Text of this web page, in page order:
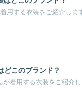
用する衣装をご紹介し
どこのブランド？
が着用する衣装をご紹介